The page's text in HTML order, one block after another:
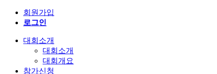
회원가입
로그인
대회소개
대회소개
대회개요
참가신청